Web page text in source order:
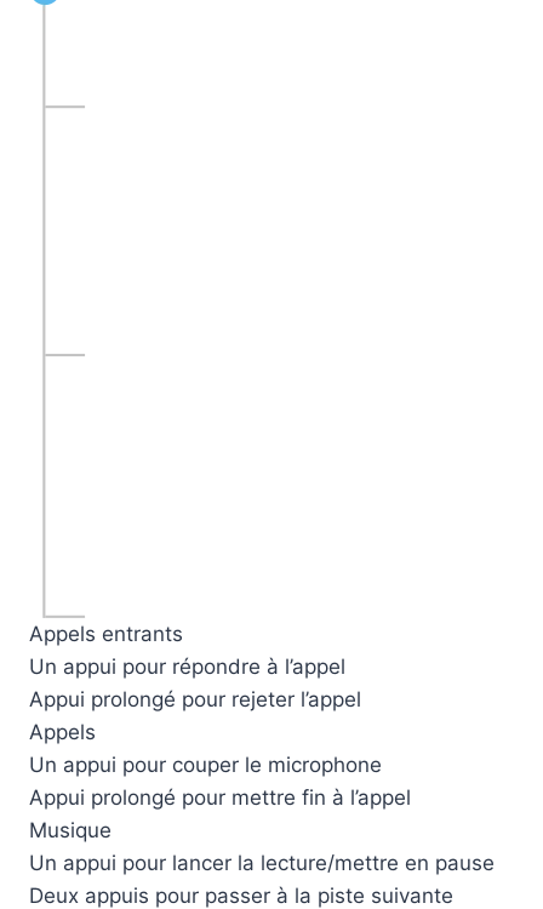
Appels entrants
Un appui pour répondre à l’appel
Appui prolongé pour rejeter l’appel
Appels
Un appui pour couper le microphone
Appui prolongé pour mettre fin à l’appel
Musique
Un appui pour lancer la lecture/mettre en pause
Deux appuis pour passer à la piste suivante